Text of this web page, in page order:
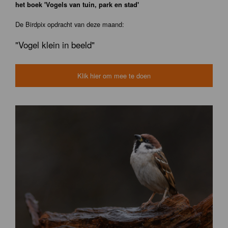
het boek 'Vogels van tuin, park en stad'
De Birdpix opdracht van deze maand:
"Vogel klein in beeld"
Klik hier om mee te doen